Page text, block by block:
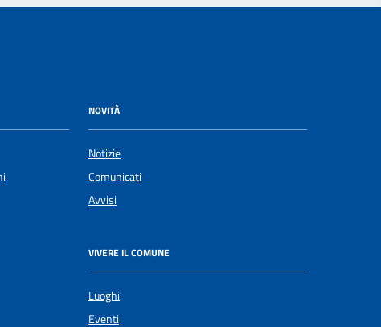
NOVITÀ
Notizie
Comunicati
Avvisi
VIVERE IL COMUNE
Luoghi
Eventi